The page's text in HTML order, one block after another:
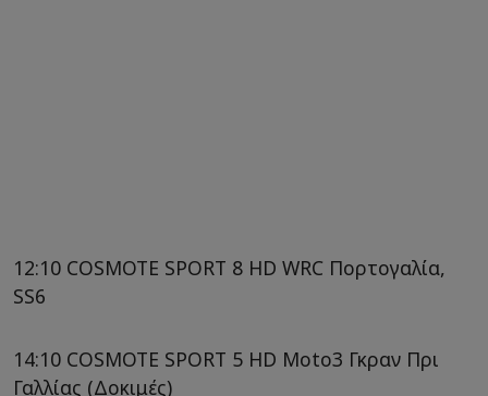
12:10 COSMOTE SPORT 8 HD WRC Πορτογαλία,
SS6
14:10 COSMOTE SPORT 5 HD Moto3 Γκραν Πρι
Γαλλίας (Δοκιμές)